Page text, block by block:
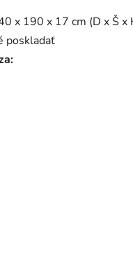
x 190 x 17 cm (D x Š x
poskladať